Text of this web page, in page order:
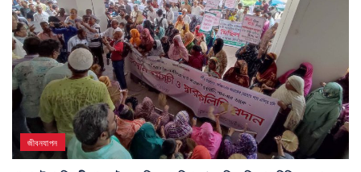
জীবনযাপন